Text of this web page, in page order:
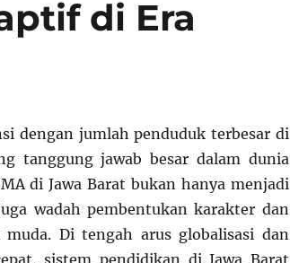
di Era
dengan jumlah penduduk terbesar di
tanggung jawab besar dalam dunia
di Jawa Barat bukan hanya menjadi
wadah pembentukan karakter dan
muda. Di tengah arus globalisasi dan
sistem pendidikan di Jawa Barat